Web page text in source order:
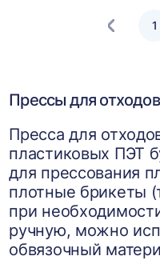
1
Прессы для
Пресса для
пластиковых ПЭТ
для прессования
плотные брикеты
при
ручную, можно
обвязочный